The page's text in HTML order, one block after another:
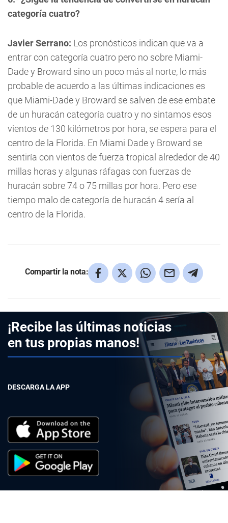
categoría cuatro?
Javier Serrano: Los pronósticos indican que va a
entrar con categoría cuatro pero no sobre Miami-
Dade y Broward sino un poco más al norte, lo más
probable de acuerdo a las últimas indicaciones es
que Miami-Dade y Broward se salven de ese embate
de un huracán categoría cuatro y no sintamos esos
vientos de 130 kilómetros por hora, se espera para el
centro de la Florida. En Miami Dade y Broward se
sentiría con vientos de fuerza tropical alrededor de 40
millas horas y algunas ráfagas con fuerzas de
huracán sobre 74 o 75 millas por hora. Pero ese
tiempo malo de categoría de huracán 4 sería al
centro de la Florida.
Compartir la nota:
¡Recibe las últimas noticias
en tus propias manos!
DESCARGA LA APP